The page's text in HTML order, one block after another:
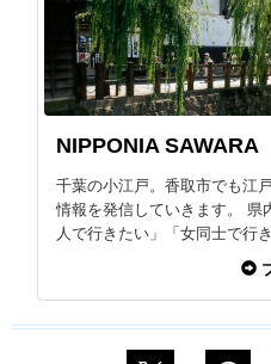
NIPPONIA SAWARA
千葉の小江戸。香取市でも江
情報を発信していきます。 県
人で行きたい」「女同士で行